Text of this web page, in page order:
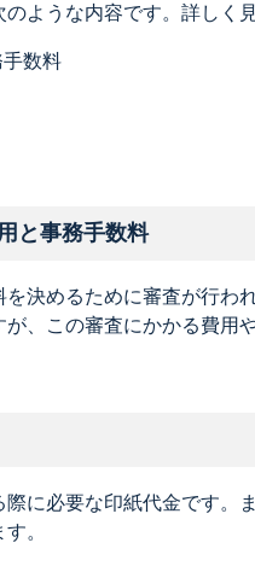
ような内容です。詳しく
数料
と事務手数料
決めるために審査が行わ
、この審査にかかる費用
に必要な印紙代金です。
。